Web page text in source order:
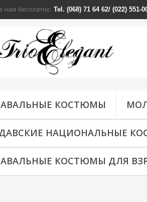
нам бесплатно: Tel. (068) 71 64 62/ (022)
КОСТЮМЫ
НАЦИОНАЛЬНЫЕ
КОСТЮМЫ ДЛЯ